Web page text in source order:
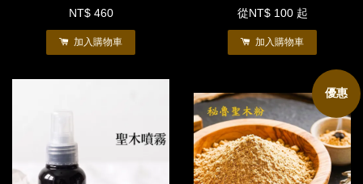
NT$ 460
加入購物車
從 NT$ 100 起
加入購物車
優惠